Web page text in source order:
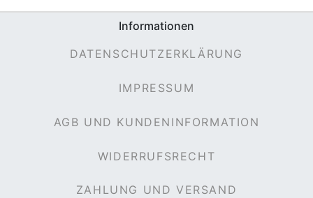
Informationen
DATENSCHUTZERKLÄRUNG
IMPRESSUM
AGB UND KUNDENINFORMATION
WIDERRUFSRECHT
ZAHLUNG UND VERSAND